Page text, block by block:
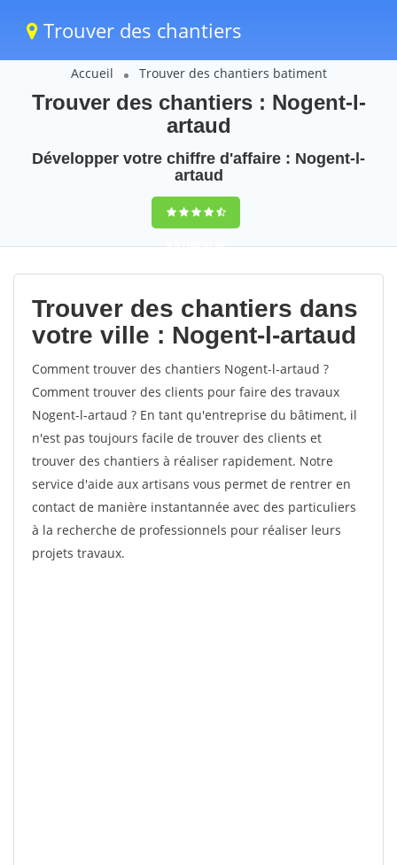
Trouver des chantiers
Accueil Trouver des chantiers batiment
Trouver des chantiers : Nogent-l-
artaud
Développer votre chiffre d'affaire : Nogent-l-
artaud
9,5(100%)48
votes
Trouver des chantiers dans
votre ville : Nogent-l-artaud
Comment trouver des chantiers Nogent-l-artaud ?
Comment trouver des clients pour faire des travaux
Nogent-l-artaud ? En tant qu'entreprise du bâtiment, il
n'est pas toujours facile de trouver des clients et
trouver des chantiers à réaliser rapidement. Notre
service d'aide aux artisans vous permet de rentrer en
contact de manière instantannée avec des particuliers
à la recherche de professionnels pour réaliser leurs
projets travaux.